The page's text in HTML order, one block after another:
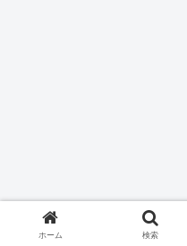
ホーム 検索